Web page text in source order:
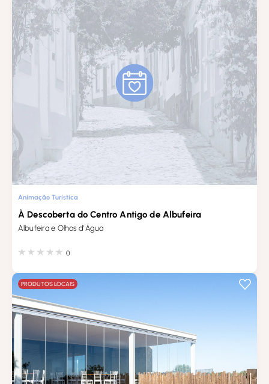
Animação Turística
À Descoberta do Centro Antigo de Albufeira
Albufeira e Olhos d'Água
0
PRODUTOS LOCAIS